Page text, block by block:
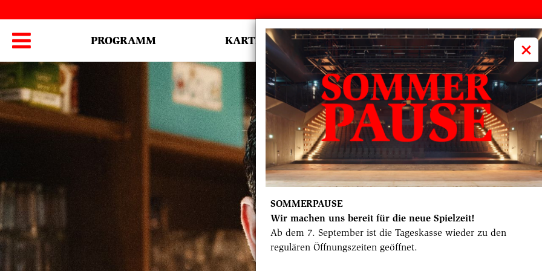
×
SOMMERPAUSE
Wir machen uns bereit für die neue Spielzeit!
Ab dem 7. September ist die Tageskasse wieder zu den
regulären Öffnungszeiten geöffnet.
Hauptmenü
 PROGRAMM KARTEN volkstheater